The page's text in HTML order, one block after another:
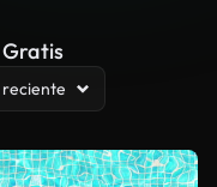
reciente